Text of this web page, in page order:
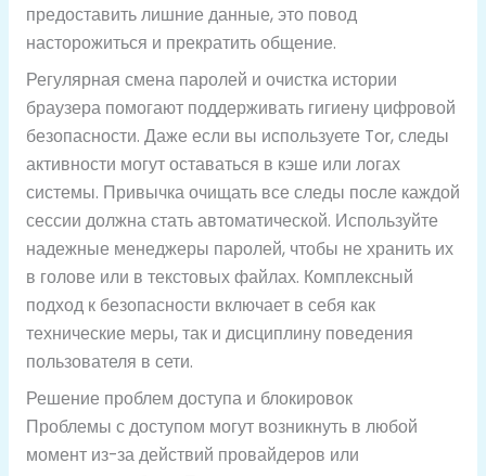
предоставить лишние данные, это повод
насторожиться и прекратить общение.
Регулярная смена паролей и очистка истории
браузера помогают поддерживать гигиену цифровой
безопасности. Даже если вы используете Tor, следы
активности могут оставаться в кэше или логах
системы. Привычка очищать все следы после каждой
сессии должна стать автоматической. Используйте
надежные менеджеры паролей, чтобы не хранить их
в голове или в текстовых файлах. Комплексный
подход к безопасности включает в себя как
технические меры, так и дисциплину поведения
пользователя в сети.
Решение проблем доступа и блокировок
Проблемы с доступом могут возникнуть в любой
момент из-за действий провайдеров или